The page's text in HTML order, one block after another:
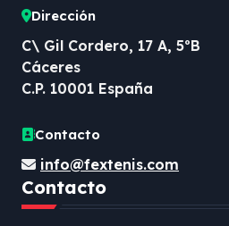
Dirección
C\ Gil Cordero, 17 A, 5ºB
Cáceres
C.P. 10001 España
Contacto
info@fextenis.com
Contacto